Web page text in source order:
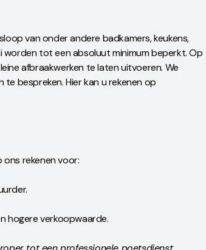
van onder andere badkamers, keukens,
worden tot een absoluut minimum beperkt. Op
afbraakwerken te laten uitvoeren. We
te bespreken. Hier kan u rekenen op
ons rekenen voor:
hogere verkoopwaarde.